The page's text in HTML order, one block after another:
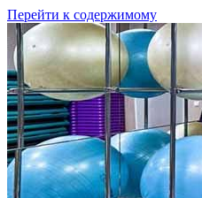
Перейти к содержимому